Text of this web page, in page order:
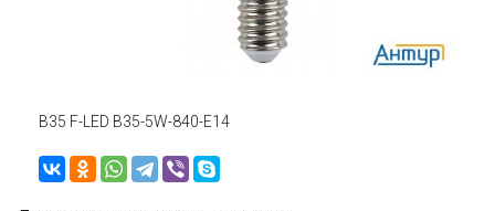
B35 F-LED B35-5W-840-E14